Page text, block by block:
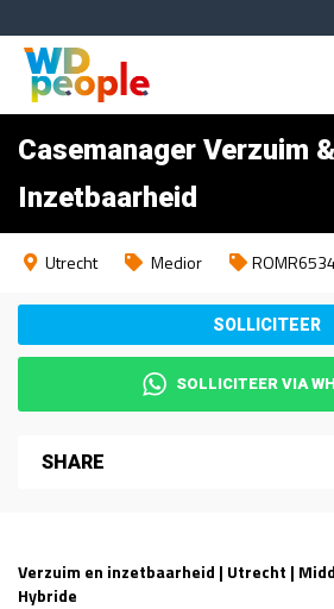
Casemanager Verzuim &
Inzetbaarheid
Utrecht Medior
SOLLICITEER VIA
SHARE
Verzuim en inzetbaarheid | Utrecht |
Hybride